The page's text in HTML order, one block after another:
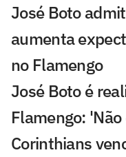
José Boto
aumenta
no Flamengo
José Boto é
Flamengo:
Corinthians